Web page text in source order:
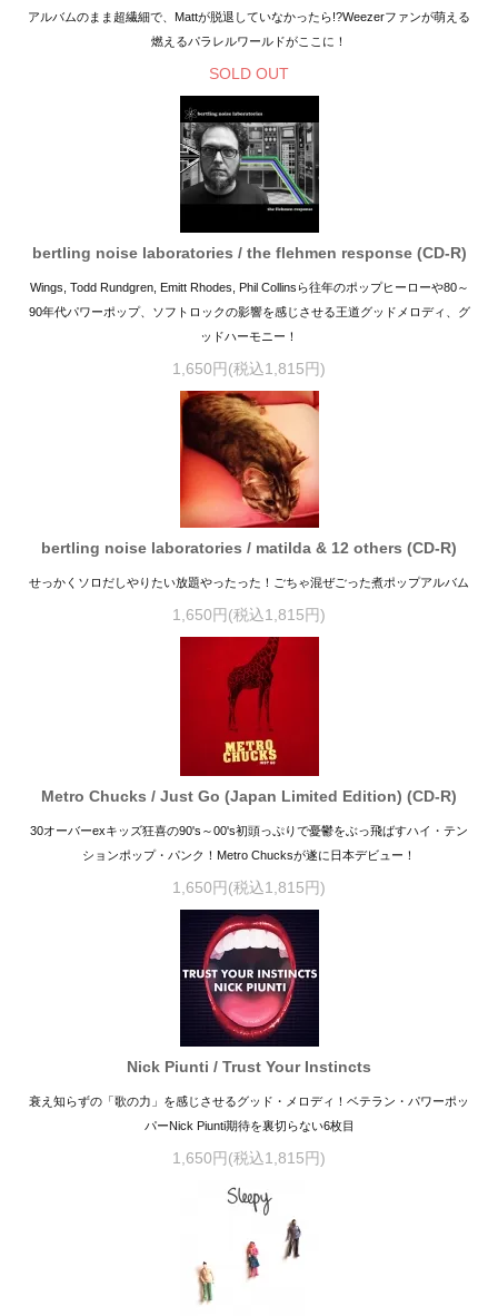
アルバムのまま超繊細で、Mattが脱退していなかったら!?Weezerファンが萌える
燃えるパラレルワールドがここに！
SOLD OUT
bertling noise laboratories / the flehmen response (CD-R)
Wings, Todd Rundgren, Emitt Rhodes, Phil Collinsら往年のポップヒーローや80～
90年代パワーポップ、ソフトロックの影響を感じさせる王道グッドメロディ、グ
ッドハーモニー！
1,650円(税込1,815円)
bertling noise laboratories / matilda & 12 others (CD-R)
せっかくソロだしやりたい放題やったった！ごちゃ混ぜごった煮ポップアルバム
1,650円(税込1,815円)
Metro Chucks / Just Go (Japan Limited Edition) (CD-R)
30オーバーexキッズ狂喜の90's～00's初頭っぷりで憂鬱をぶっ飛ばすハイ・テン
ションポップ・パンク！Metro Chucksが遂に日本デビュー！
1,650円(税込1,815円)
Nick Piunti / Trust Your Instincts
衰え知らずの「歌の力」を感じさせるグッド・メロディ！ベテラン・パワーポッ
パーNick Piunti期待を裏切らない6枚目
1,650円(税込1,815円)